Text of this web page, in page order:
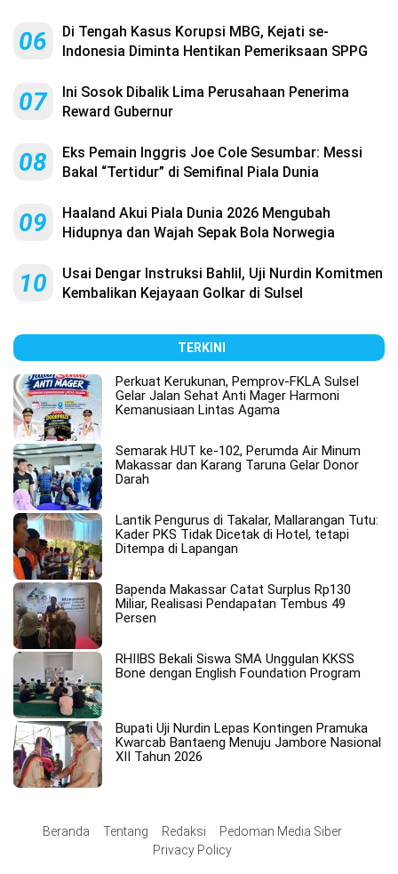
06
Di Tengah Kasus Korupsi MBG, Kejati se-
Indonesia Diminta Hentikan Pemeriksaan SPPG
07
Ini Sosok Dibalik Lima Perusahaan Penerima
Reward Gubernur
08
Eks Pemain Inggris Joe Cole Sesumbar: Messi
Bakal “Tertidur” di Semifinal Piala Dunia
09
Haaland Akui Piala Dunia 2026 Mengubah
Hidupnya dan Wajah Sepak Bola Norwegia
10
Usai Dengar Instruksi Bahlil, Uji Nurdin Komitmen
Kembalikan Kejayaan Golkar di Sulsel
TERKINI
Perkuat Kerukunan, Pemprov-FKLA Sulsel
Gelar Jalan Sehat Anti Mager Harmoni
Kemanusiaan Lintas Agama
Semarak HUT ke-102, Perumda Air Minum
Makassar dan Karang Taruna Gelar Donor
Darah
Lantik Pengurus di Takalar, Mallarangan Tutu:
Kader PKS Tidak Dicetak di Hotel, tetapi
Ditempa di Lapangan
Bapenda Makassar Catat Surplus Rp130
Miliar, Realisasi Pendapatan Tembus 49
Persen
RHIIBS Bekali Siswa SMA Unggulan KKSS
Bone dengan English Foundation Program
Bupati Uji Nurdin Lepas Kontingen Pramuka
Kwarcab Bantaeng Menuju Jambore Nasional
XII Tahun 2026
Beranda Tentang Redaksi
Pedoman Media Siber
Privacy Policy